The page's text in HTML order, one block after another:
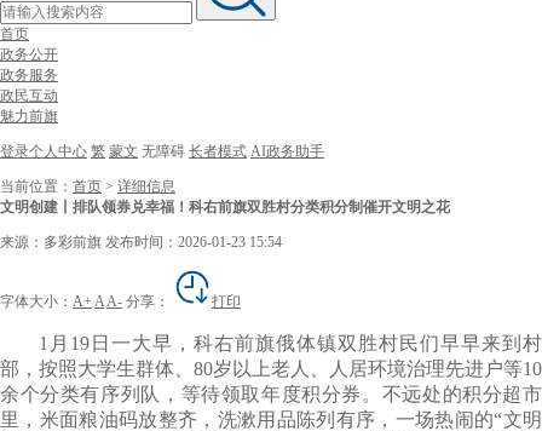
首页
政务公开
政务服务
政民互动
魅力前旗
登录个人中心 繁 蒙文 无障碍 长者模式 AI政务助手
当前位置： 首页 > 详细信息
文明创建丨排队领券兑幸福！科右前旗双胜村分类积分制催开文明之花
来源：多彩前旗 发布时间：2026-01-23 15:54
字体大小： A+ AA- 分享： 打印
1月19日一大早，科右前旗俄体镇双胜村民们早早来到村
部，按照大学生群体、80岁以上老人、人居环境治理先进户等10
余个分类有序列队，等待领取年度积分券。不远处的积分超市
里，米面粮油码放整齐，洗漱用品陈列有序，一场热闹的“文明